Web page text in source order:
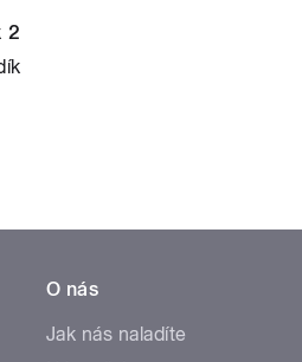
2
O nás
Jak nás naladíte